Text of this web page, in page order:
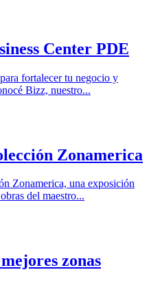
Center PDE
fortalecer tu negocio y
Bizz, nuestro...
Zonamerica
Zonamerica, una exposición
del maestro...
zonas